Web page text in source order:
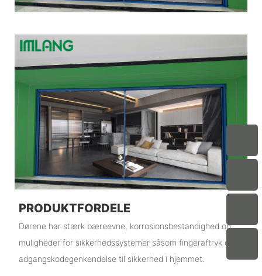
PRODUKTFORDELE
Dørene har stærk bæreevne, korrosionsbestandighed og
muligheder for sikkerhedssystemer såsom fingeraftryk og
adgangskodegenkendelse til sikkerhed i hjemmet.